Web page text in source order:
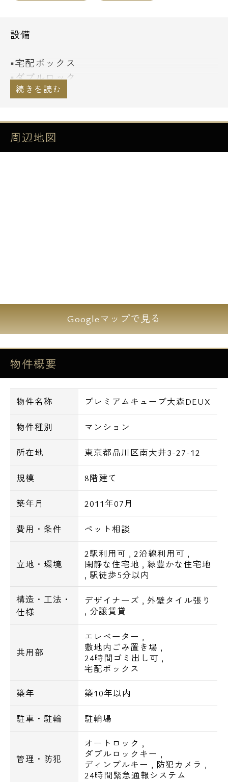
設備
■宅配ボックス
■ダブルロック
■防犯カメラ
ム
■BS・CS
■インターネット
周辺環境
○ローソンまで徒歩1分。
○セブンイレブンまで徒歩2分。
○ファミリーマート、イトーヨーカドーまで
徒歩3分。
○西友まで徒歩4分。
○郵便局まで徒歩6分。
○しながわ水族館まで徒歩7分
○ampmまで徒歩7分。
○サンクスまで徒歩8分。
周辺地図
Googleマップで見る
物件概要
物件名称 プレミアムキューブ大森DEUX
物件種別 マンション
所在地 東京都品川区南大井3-27-12
規模 8階建て
築年月 2011年07月
費用・条件 ペット相談
立地・環境
2駅利用可 ,2沿線利用可 ,
閑静な住宅地 , 緑豊かな住宅地
, 駅徒歩5分以内
構造・工法・
仕様
デザイナーズ , 外壁タイル張り
, 分譲賃貸
共用部
エレベーター ,
敷地内ごみ置き場 ,
24時間ゴミ出し可 ,
宅配ボックス
築年 築10年以内
駐車・駐輪 駐輪場
管理・防犯
オートロック ,
ダブルロックキー ,
ディンプルキー , 防犯カメラ ,
24時間緊急通報システム